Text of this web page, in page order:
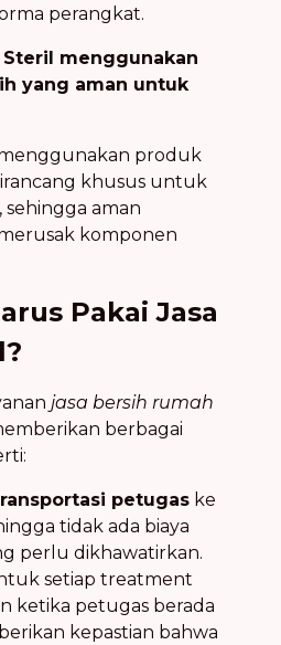
perangkat.
Steril menggunakan
yang aman untuk
menggunakan produk
khusus untuk
aman
komponen
Pakai Jasa
jasa bersih rumah
berbagai
petugas ke
tidak ada biaya
perlu dikhawatirkan.
setiap treatment
ketika petugas berada
kepastian bahwa